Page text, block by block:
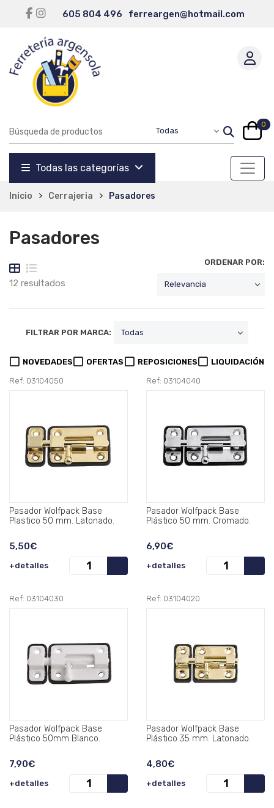
605 804 496 ferreargen@hotmail.com
0
Todas las categorías
Inicio Cerrajeria Pasadores
Pasadores
12 resultados
ORDENAR POR:
FILTRAR POR MARCA:
NOVEDADES OFERTAS REPOSICIONES LIQUIDACIÓN
Ref: 03104050
Pasador Wolfpack Base
Plastico 50 mm. Latonado.
5,50€
+detalles
Ref: 03104040
Pasador Wolfpack Base
Plástico 50 mm. Cromado.
6,90€
+detalles
Ref: 03104030
Pasador Wolfpack Base
Plástico 50mm Blanco.
7,90€
+detalles
Ref: 03104020
Pasador Wolfpack Base
Plástico 35 mm. Latonado.
4,80€
+detalles